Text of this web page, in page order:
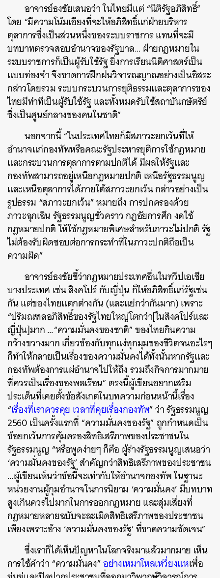
อาจารย์ธงชัยเสนอว่า ในไทยมีแต่ “นิติรัฐอภิสิทธิ์”
โดย “มีความโน้มเอียงที่จะให้อภิสิทธิ์แก่ฝ่ายบริหาร
ตุลาการซึ่งเป็นส่วนหนึ่งของระบบราชการ แทนที่จะมี
บทบาทตรวจสอบอำนาจของรัฐบาล… ฝ่ายกฎหมายใน
ระบบราชการก็เป็นผู้รับใช้รัฐ ยิ่งการเรียนนิติศาสตร์เป็น
แบบท่องจำ จึงขาดการฝึกฝนวิจารณญาณอย่างเป็นอิสระ
กล่าวโดยรวม ระบบกระบวนการยุติธรรมและตุลาการของ
ไทยมีท่าทีเป็นผู้รับใช้รัฐ และทั้งหมดรับใช้สถาบันกษัตริย์
ซึ่งเป็นศูนย์กลางของคนในชาติ”
นอกจากนี้ “ในประเทศไทยก็มีสภาวะยกเว้นที่ให้
อำนาจแก่กองทัพหรือคณะรัฐประหารยุติการใช้กฎหมาย
และกระบวนการตุลาการตามปกติได้ มีผลให้รัฐและ
กองทัพสามารถอยู่เหนือกฎหมายปกติ เหนือรัฐธรรมนูญ
และเหนือตุลาการได้ภายใต้สภาวะยกเว้น กล่าวอย่างเป็น
รูปธรรม “สภาวะยกเว้น” หมายถึง การปกครองด้วย
ภาวะฉุกเฉิน รัฐธรรมนูญชั่วคราว กฎอัยการศึก งดใช้
กฎหมายปกติ ให้ใช้กฎหมายพิเศษสำหรับภาวะไม่ปกติ รัฐ
ไม่ต้องรับผิดชอบต่อการกระทำที่ในภาวะปกติถือเป็น
ความผิด”
อาจารย์ธงชัยชี้ว่ากฎหมายประเทศอื่นในทวีปเอเชีย
บางประเทศ เช่น สิงคโปร์ กับญี่ปุ่น ก็ให้อภิสิทธิ์แก่รัฐเช่น
กัน แต่ของไทยแตกต่างกัน (และแย่กว่ากันมาก) เพราะ
“ปริมณฑลอภิสิทธิ์ของรัฐไทยใหญ่โตกว่า[ในสิงคโปร์และ
ญี่ปุ่น]มาก …“ความมั่นคงของชาติ” ของไทยกินความ
กว้างขวางมาก เกี่ยวข้องกับทุกแง่ทุกมุมของชีวิตจนอะไรๆ
ก็ทำให้กลายเป็นเรื่องของความมั่นคงได้ทั้งนั้นหากรัฐและ
กองทัพต้องการแผ่อำนาจไปให้ถึง รวมถึงกิจการมากมาย
ที่ควรเป็นเรื่องของพลเรือน” ตรงนี้ผู้เขียนอยากเสริม
ประเด็นที่เคยตั้งข้อสังเกตในบทความก่อนหน้านี้เรื่อง
“เรื่องที่เราควรคุย เวลาที่คุยเรื่องกองทัพ” ว่า รัฐธรรมนูญ
2560 เป็นครั้งแรกที่ “ความมั่นคงของรัฐ” ถูกกำหนดเป็น
ข้อยกเว้นการคุ้มครองสิทธิเสรีภาพของประชาชนใน
รัฐธรรมนูญ “หรือพูดง่ายๆ ก็คือ ผู้ร่างรัฐธรรมนูญเสนอว่า
‘ความมั่นคงของรัฐ’ สำคัญกว่าสิทธิเสรีภาพของประชาชน
…ผู้เขียนเห็นว่าข้อนี้จะเท่ากับให้อำนาจกองทัพ ในฐานะ
หน่วยงานผู้กุมอำนาจในการนิยาม ‘ความมั่นคง’ มีบทบาท
สูงเกินควรไปมากในการออกกฎหมาย และสุ่มเสี่ยงที่
กฎหมายหลายฉบับจะละเมิดสิทธิเสรีภาพของประชาชน
เพียงเพราะอ้าง ‘ความมั่นคงของรัฐ’ ที่ขาดความชัดเจน”
ซึ่งเราก็ได้เห็นปัญหาในโลกจริงมาแล้วมากมาย เห็น
การใช้คำว่า “ความมั่นคง”อย่างเหมาโหลเหวี่ยงแหเพื่อ